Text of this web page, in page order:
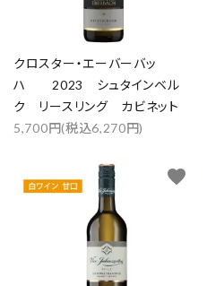
クロスター・エーバーバッ
ハ 2023 シュタインベル
ク リースリング カビネット
5,700円(税込6,270円)
favorite